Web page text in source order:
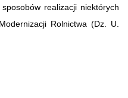
realizacji niektórych
Rolnictwa (Dz. U.